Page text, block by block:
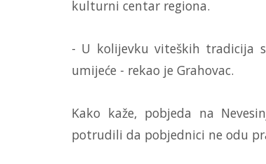
kulturni centar regiona.
- U kolijevku viteških tradicija
umijeće - rekao je Grahovac.
Kako kaže, pobjeda na
potrudili da pobjednici ne odu